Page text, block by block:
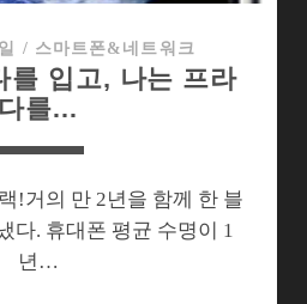
의
액
를
바
/ 스마트폰&네트워크
를 입고, 나는 프라
다를…
!거의 만 2년을 함께 한 블
다. 휴대폰 평균 수명이 1
년…